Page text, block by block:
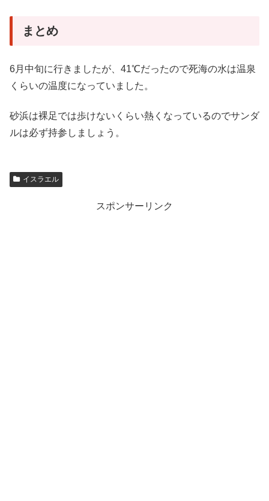
まとめ
6月中旬に行きましたが、41℃だったので死海の水は温泉
くらいの温度になっていました。
砂浜は裸足では歩けないくらい熱くなっているのでサンダ
ルは必ず持参しましょう。
イスラエル
スポンサーリンク